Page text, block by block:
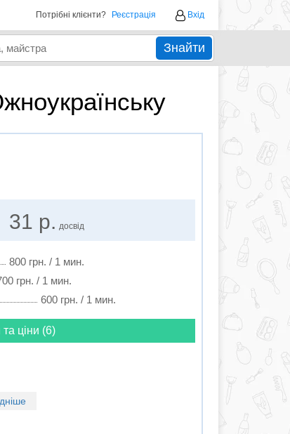
Потрібні клієнти? Реєстрація Вхід
Знайти
31 р. досвід
800 грн. / 1 мин.
грн. / 1 мин.
600 грн. / 1 мин.
та ціни (6)